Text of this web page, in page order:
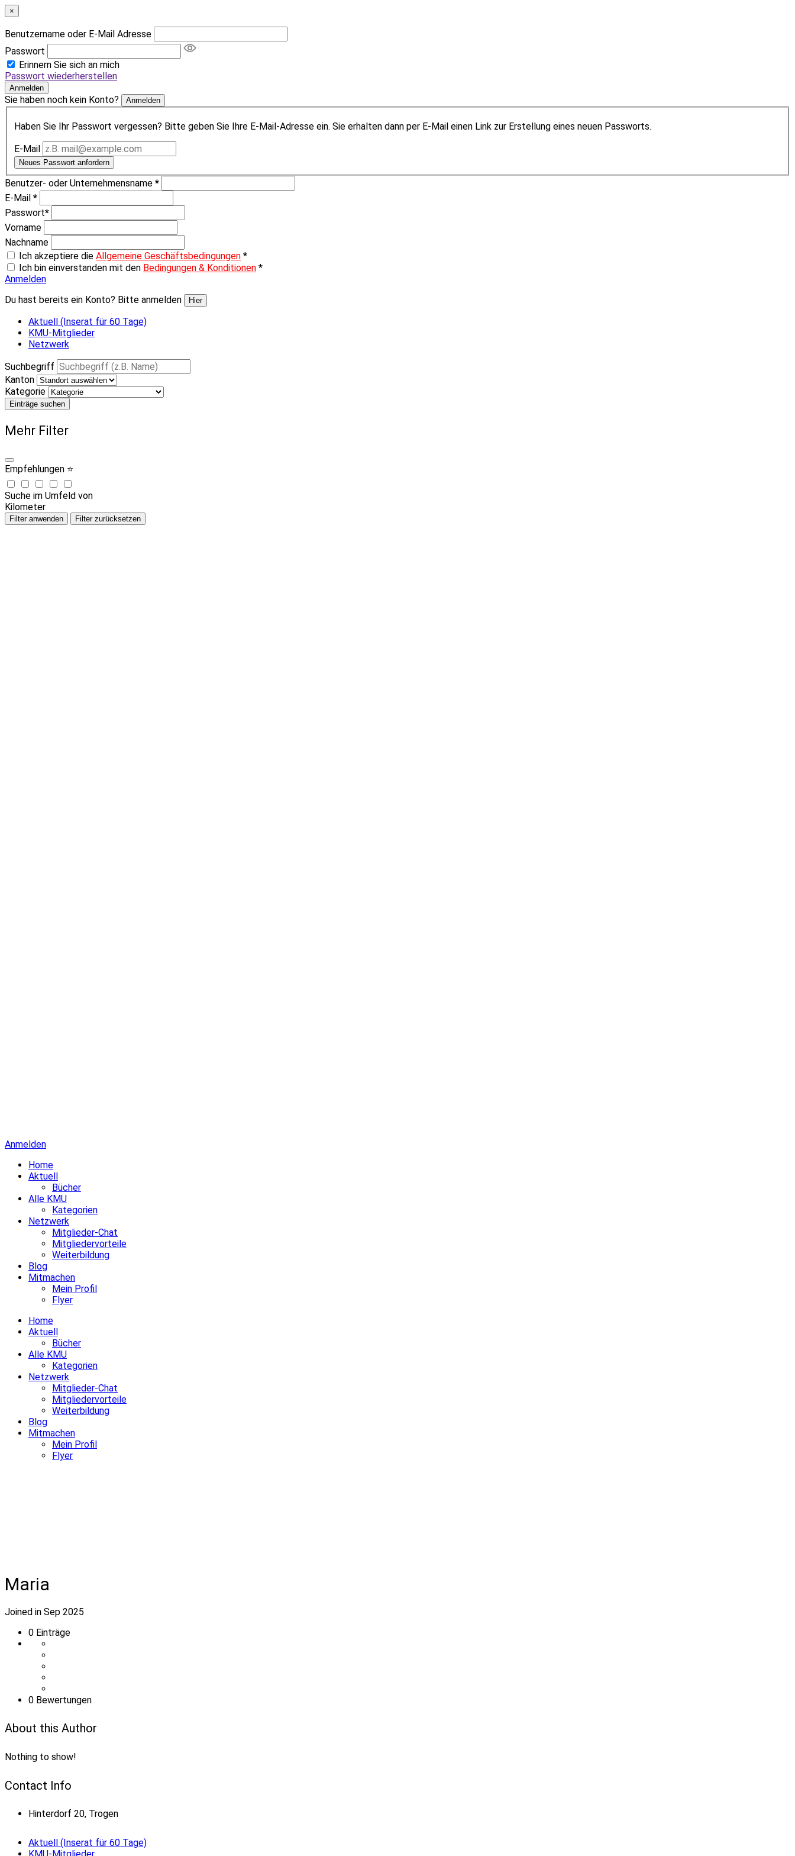
×
Benutzername oder E-Mail Adresse
Passwort
Erinnern Sie sich an mich
Passwort wiederherstellen
Anmelden
Sie haben noch kein Konto? Anmelden
Haben Sie Ihr Passwort vergessen? Bitte geben Sie Ihre E-Mail-Adresse ein. Sie erhalten dann per E-Mail einen Link zur Erstellung eines neuen Passworts.
E-Mail
Neues Passwort anfordern
Benutzer- oder Unternehmensname *
E-Mail *
Passwort*
Vorname
Nachname
Ich akzeptiere die Allgemeine Geschäftsbedingungen *
Ich bin einverstanden mit den Bedingungen & Konditionen *
Anmelden
Du hast bereits ein Konto? Bitte anmelden
Hier
Aktuell (Inserat für 60 Tage)
KMU-Mitglieder
Netzwerk
Suchbegriff
Kanton
Kategorie
Einträge suchen
Mehr Filter
Empfehlungen ⭐
Suche im Umfeld von
Kilometer
Filter anwenden Filter zurücksetzen
Anmelden
Home
Aktuell
Bücher
Alle KMU
Kategorien
Netzwerk
Mitglieder-Chat
Mitgliedervorteile
Weiterbildung
Blog
Mitmachen
Mein Profil
Flyer
Home
Aktuell
Bücher
Alle KMU
Kategorien
Netzwerk
Mitglieder-Chat
Mitgliedervorteile
Weiterbildung
Blog
Mitmachen
Mein Profil
Flyer
Maria
Joined in Sep 2025
0 Einträge
0 Bewertungen
About this Author
Nothing to show!
Contact Info
Hinterdorf 20, Trogen
Aktuell (Inserat für 60 Tage)